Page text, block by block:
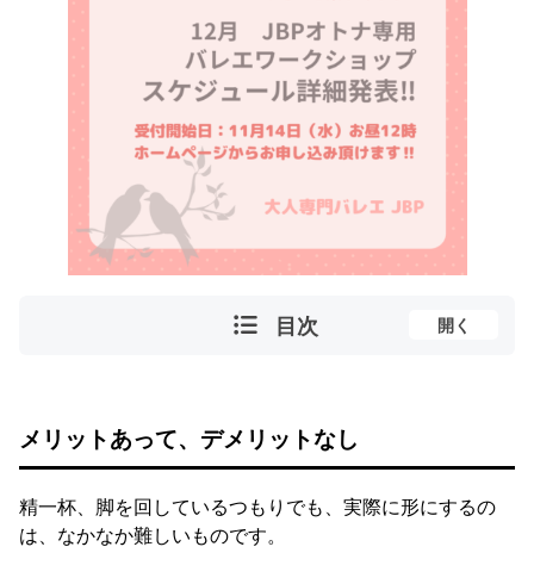
目次 開く
メリットあって、デメリットなし
精一杯、脚を回しているつもりでも、実際に形にするの
は、なかなか難しいものです。